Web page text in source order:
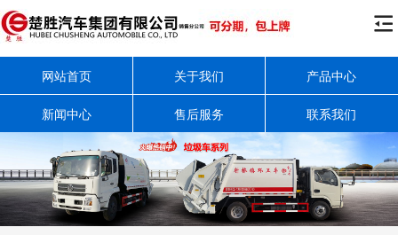

网站首页 关于我们 产品中心
新闻中心 售后服务 联系我们